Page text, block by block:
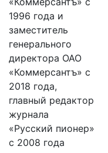
1996 года и
заместитель
генерального
директора ОАО
«Коммерсантъ» с
2018 года,
главный редактор
журнала
«Русский пионер»
с 2008 года